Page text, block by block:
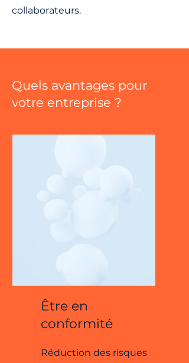
collaborateurs.
Quels avantages pour
votre entreprise ?
Être en
conformité
Réduction des risques